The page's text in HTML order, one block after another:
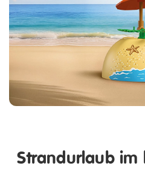
Strandurlaub im